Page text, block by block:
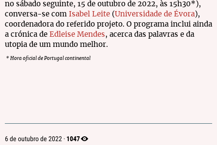
6 de outubro de 2022 · 1047
no sábado seguinte, 15 de outubro de 2022, às 15h30*),
conversa-se com Isabel Leite ( Universidade de Évora),
coordenadora do referido projeto. O programa inclui ainda
a crónica de Edleise Mendes, acerca das palavras e da
utopia de um mundo melhor.
* Hora oficial de Portugal continental